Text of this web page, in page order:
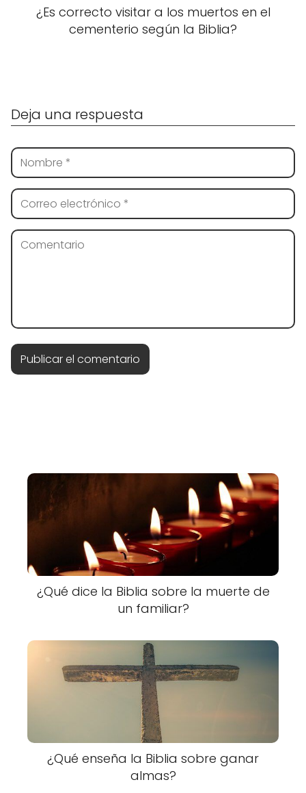
¿Es correcto visitar a los muertos en el
cementerio según la Biblia?
Deja una respuesta
¿Qué dice la Biblia sobre la muerte de
un familiar?
¿Qué enseña la Biblia sobre ganar
almas?